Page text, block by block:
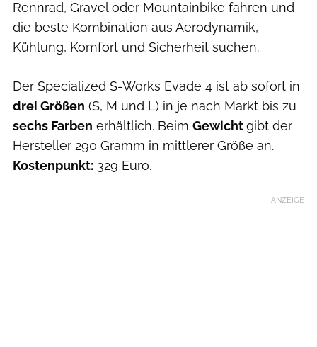
Rennrad, Gravel oder Mountainbike fahren und
die beste Kombination aus Aerodynamik,
Kühlung, Komfort und Sicherheit suchen.
Der Specialized S-Works Evade 4 ist ab sofort in
drei Größen (S, M und L) in je nach Markt bis zu
sechs Farben erhältlich. Beim Gewichtgibt der
Hersteller 290 Gramm in mittlerer Größe an.
Kostenpunkt: 329 Euro.
ANZEIGE